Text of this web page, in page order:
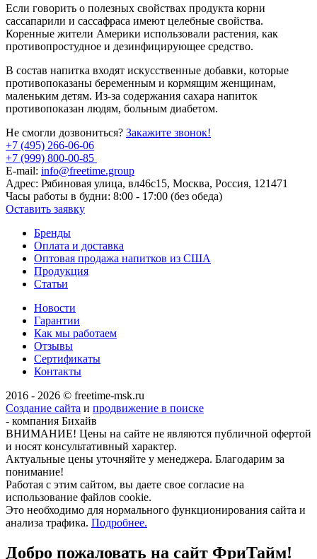
Если говорить о полезных свойствах продукта корни
сассапарили и сассафраса имеют целебные свойства.
Коренные жители Америки использовали растения, как
противопростудное и дезинфицирующее средство.
В состав напитка входят искусственные добавки, которые
противопоказаны беременным и кормящим женщинам,
маленьким детям. Из-за содержания сахара напиток
противопоказан людям, больным диабетом.
Не смогли дозвониться? Закажите звонок!
+7 (495) 266-06-06
+7 (999) 800-00-85
E-mail: info@freetime.group
Адрес: Рябиновая улица, вл46с15, Москва, Россия, 121471
Часы работы в будни: 8:00 - 17:00 (без обеда)
Оставить заявку
Бренды
Оплата и доставка
Оптовая продажа напитков из США
Продукция
Статьи
Новости
Гарантии
Как мы работаем
Отзывы
Сертификаты
Контакты
2016 - 2026 © freetime-msk.ru
Создание сайта и продвижение в поиске
- компания Бихайв
ВНИМАНИЕ! Цены на сайте не являются публичной офертой
и носят консультативный характер.
Актуальные цены уточняйте у менеджера. Благодарим за
понимание!
Работая с этим сайтом, вы даете свое согласие на
использование файлов cookie.
Это необходимо для нормального функционирования сайта и
анализа трафика. Подробнее.
Добро пожаловать на сайт ФриТайм!